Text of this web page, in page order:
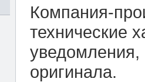
Компания-
технические
уведомления,
оригинала.